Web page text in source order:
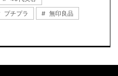
プチプラ
無印良品